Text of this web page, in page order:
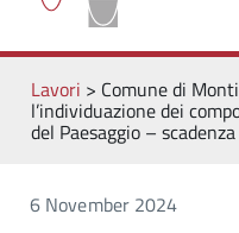
Lavori > Comune di
l’individuazione dei
del Paesaggio –
6 November 2024